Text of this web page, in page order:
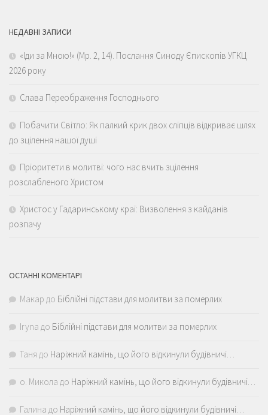
НЕДАВНІ ЗАПИСИ
«Іди за Мною!» (Мр. 2, 14). Послання Синоду Єпископів УГКЦ
2026 року
Слава Переображення Господнього
Побачити Світло: Як палкий крик двох сліпців відкриває шлях
до зцілення нашої душі
Пріоритети в молитві: чого нас вчить зцілення
розслабленого Христом
Христос у Гадаринському краї: Визволення з кайданів
розпачу
ОСТАННІ КОМЕНТАРІ
Макар до Біблійні підстави для молитви за померлих
Iryna до Біблійні підстави для молитви за померлих
Таня до Наріжний камінь, що його відкинули будівничі…
о. Микола до Наріжний камінь, що його відкинули будівничі…
Галина до Наріжний камінь, що його відкинули будівничі…